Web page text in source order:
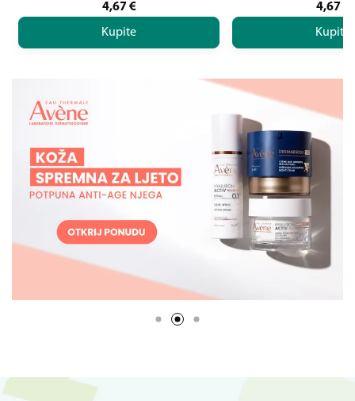
4,67 €
Kupite
4,67
Kupite